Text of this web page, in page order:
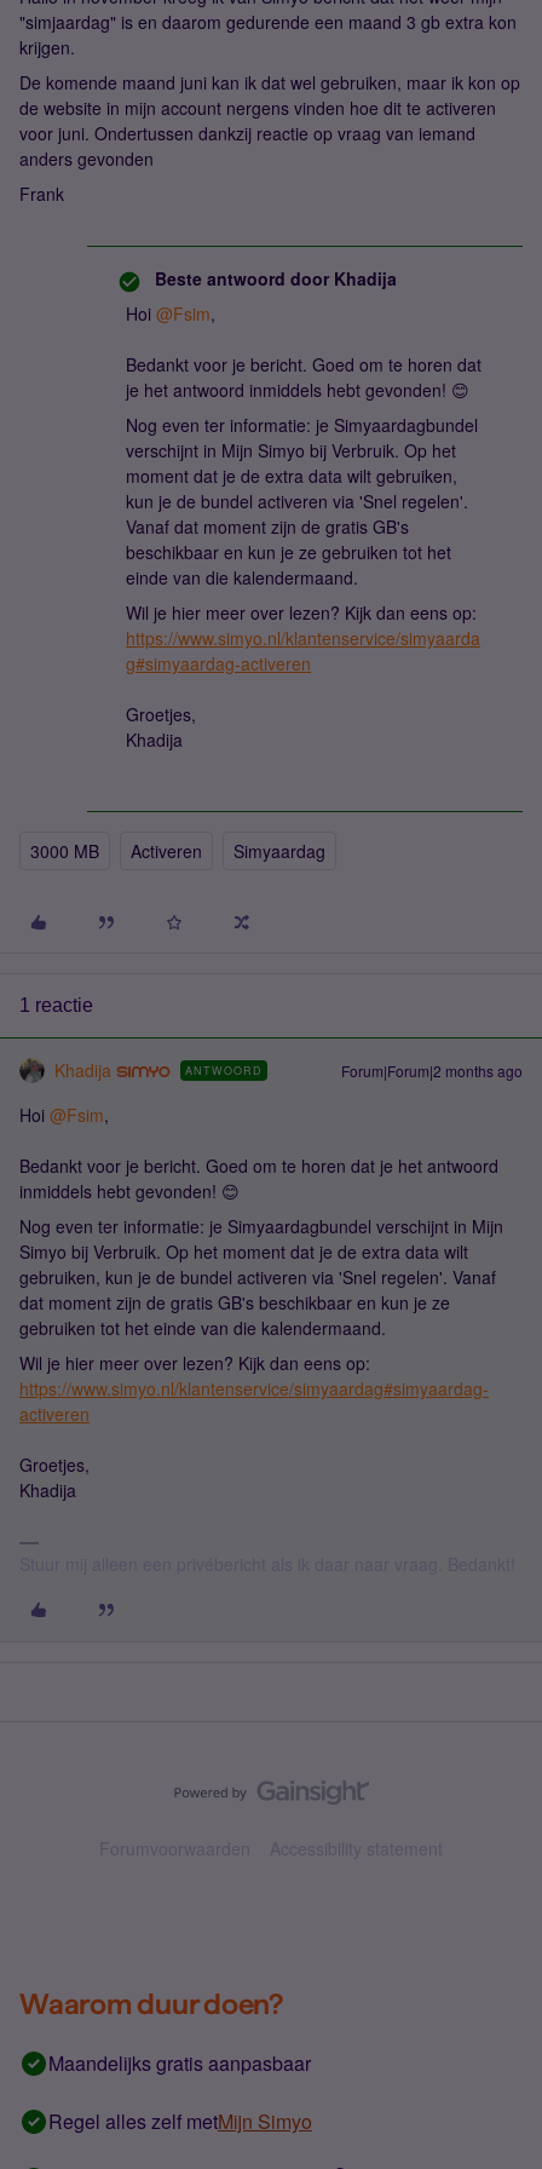
"simjaardag" is en daarom gedurende een maand 3 gb extra kon
krijgen.
De komende maand juni kan ik dat wel gebruiken, maar ik kon op
de website in mijn account nergens vinden hoe dit te activeren
voor juni. Ondertussen dankzij reactie op vraag van iemand
anders gevonden
Frank
Beste antwoord door Khadija
Hoi ​ @Fsim,
Bedankt voor je bericht. Goed om te horen dat
je het antwoord inmiddels hebt gevonden! 😊
Nog even ter informatie: je Simyaardagbundel
verschijnt in Mijn Simyo bij Verbruik. Op het
moment dat je de extra data wilt gebruiken,
kun je de bundel activeren via 'Snel regelen'.
Vanaf dat moment zijn de gratis GB's
beschikbaar en kun je ze gebruiken tot het
einde van die kalendermaand.
Wil je hier meer over lezen? Kijk dan eens op:
https://www.simyo.nl/klantenservice/simyaarda
g#simyaardag-activeren
Groetjes,
Khadija
3000 MB Activeren Simyaardag
1 reactie
Khadija ANTWOORD Forum|Forum|2 months ago
Hoi ​ @Fsim,
Bedankt voor je bericht. Goed om te horen dat je het antwoord
inmiddels hebt gevonden! 😊
Nog even ter informatie: je Simyaardagbundel verschijnt in Mijn
Simyo bij Verbruik. Op het moment dat je de extra data wilt
gebruiken, kun je de bundel activeren via 'Snel regelen'. Vanaf
dat moment zijn de gratis GB's beschikbaar en kun je ze
gebruiken tot het einde van die kalendermaand.
Wil je hier meer over lezen? Kijk dan eens op:
https://www.simyo.nl/klantenservice/simyaardag#simyaardag-
activeren
Groetjes,
Khadija
Forumvoorwaarden Accessibility statement
Waarom duur doen?
Maandelijks gratis aanpasbaar
Regel alles zelf metMijn Simyo